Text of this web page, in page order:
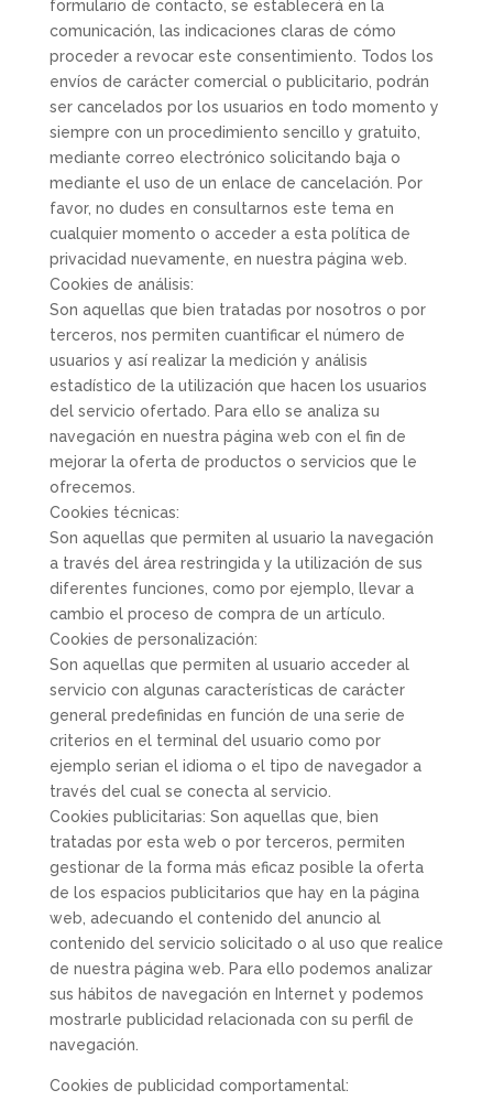
formulario de contacto, se establecerá en la
comunicación, las indicaciones claras de cómo
proceder a revocar este consentimiento. Todos los
envíos de carácter comercial o publicitario, podrán
ser cancelados por los usuarios en todo momento y
siempre con un procedimiento sencillo y gratuito,
mediante correo electrónico solicitando baja o
mediante el uso de un enlace de cancelación. Por
favor, no dudes en consultarnos este tema en
cualquier momento o acceder a esta política de
privacidad nuevamente, en nuestra página web.
Cookies de análisis:
Son aquellas que bien tratadas por nosotros o por
terceros, nos permiten cuantificar el número de
usuarios y así realizar la medición y análisis
estadístico de la utilización que hacen los usuarios
del servicio ofertado. Para ello se analiza su
navegación en nuestra página web con el fin de
mejorar la oferta de productos o servicios que le
ofrecemos.
Cookies técnicas:
Son aquellas que permiten al usuario la navegación
a través del área restringida y la utilización de sus
diferentes funciones, como por ejemplo, llevar a
cambio el proceso de compra de un artículo.
Cookies de personalización:
Son aquellas que permiten al usuario acceder al
servicio con algunas características de carácter
general predefinidas en función de una serie de
criterios en el terminal del usuario como por
ejemplo serian el idioma o el tipo de navegador a
través del cual se conecta al servicio.
Cookies publicitarias: Son aquellas que, bien
tratadas por esta web o por terceros, permiten
gestionar de la forma más eficaz posible la oferta
de los espacios publicitarios que hay en la página
web, adecuando el contenido del anuncio al
contenido del servicio solicitado o al uso que realice
de nuestra página web. Para ello podemos analizar
sus hábitos de navegación en Internet y podemos
mostrarle publicidad relacionada con su perfil de
navegación.
Cookies de publicidad comportamental: